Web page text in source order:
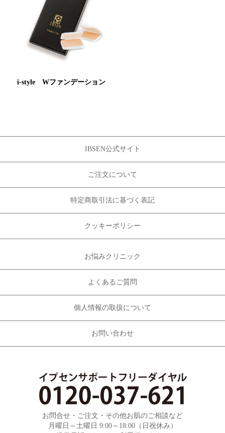
i-style Wファンデーション
IBSEN公式サイト
ご注文について
特定商取引法に基づく表記
クッキーポリシー
お悩みクリニック
よくあるご質問
個人情報の取扱について
お問い合わせ
お問合せ・ご注文・その他お肌のご相談など
月曜日～土曜日 9:00～18:00（日祝休み）